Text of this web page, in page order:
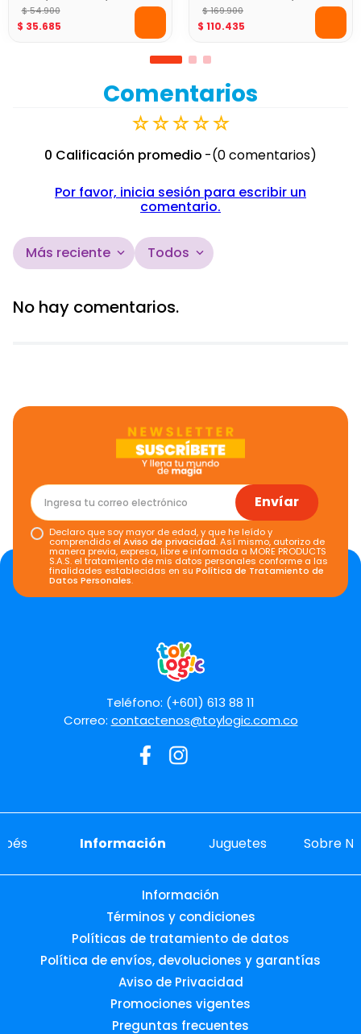
Mine
$ 54.900
$ 35.685
Mine
$ 169.900
$ 110.435
Comentarios
☆☆☆☆☆
0 Calificación promedio
(0 comentarios)
Por favor, inicia sesión para escribir un
comentario.
Más reciente Todos
No hay comentarios.
Envíar
Declaro que soy mayor de edad, y que he leído y
comprendido elAviso de privacidad. Así mismo, autorizo de
manera previa, expresa, libre e informada a MORE PRODUCTS
S.A.S. el tratamiento de mis datos personales conforme a las
finalidades establecidas en suPolítica de Tratamiento de
Datos Personales.
Teléfono: (+601) 613 88 11
Correo: contactenos@toylogic.com.co
Información Juguetes Sobre
Información
Términos y condiciones
Políticas de tratamiento de datos
Política de envíos, devoluciones y garantías
Aviso de Privacidad
Promociones vigentes
Preguntas frecuentes